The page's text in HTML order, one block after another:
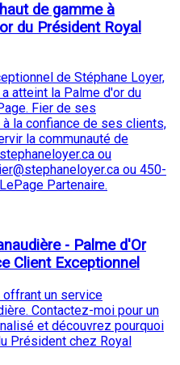
de gamme à
du Président Royal
de Stéphane Loyer,
atteint la Palme d'or du
Fier de ses
la confiance de ses clients,
la communauté de
ou
ou 450-
Partenaire.
- Palme d'Or
Client Exceptionnel
un service
Contactez-moi pour un
et découvrez pourquoi
Président chez Royal